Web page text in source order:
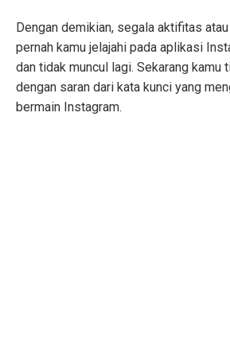
Dengan demikian, segala aktifitas
pernah kamu jelajahi pada aplikasi
dan tidak muncul lagi. Sekarang kamu
dengan saran dari kata kunci yang
bermain Instagram.